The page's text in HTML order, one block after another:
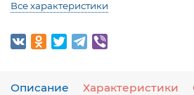
Все характеристики
Описание Характеристики